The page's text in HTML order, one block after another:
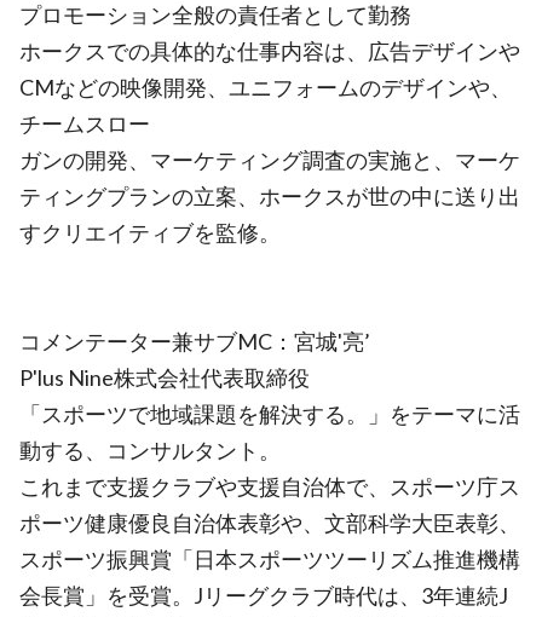
プロモーション全般の責任者として勤務
ホークスでの具体的な仕事内容は、広告デザインや
CMなどの映像開発、ユニフォームのデザインや、
チームスロー
ガンの開発、マーケティング調査の実施と、マーケ
ティングプランの立案、ホークスが世の中に送り出
すクリエイティブを監修。
コメンテーター兼サブMC：宮城'亮’
P'lus Nine株式会社代表取締役
「スポーツで地域課題を解決する。」をテーマに活
動する、コンサルタント。
これまで支援クラブや支援自治体で、スポーツ庁ス
ポーツ健康優良自治体表彰や、文部科学大臣表彰、
スポーツ振興賞「日本スポーツツーリズム推進機構
会長賞」を受賞。Jリーグクラブ時代は、3年連続J